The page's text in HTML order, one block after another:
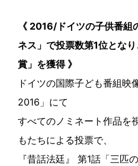
《 2016/ドイツの子供番組
ネス」で投票数第1位とな
賞」を獲得 》
ドイツの国際子ども番組映
2016」にて
すべてのノミネート作品を
もたちによる投票で、
『昔話法廷』 第1話「三匹